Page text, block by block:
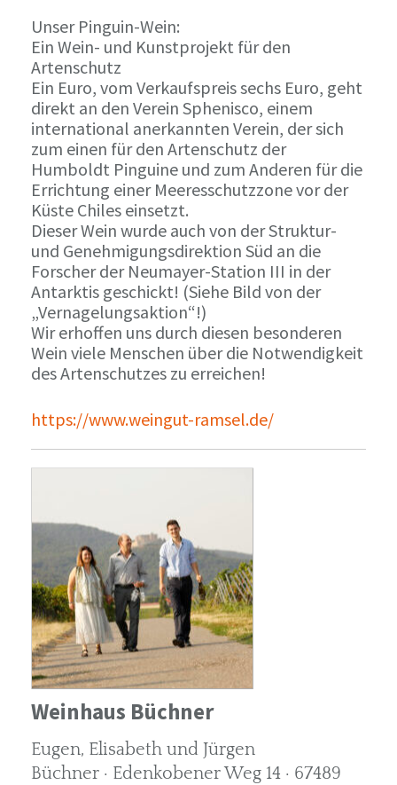
Unser Pinguin-Wein:
Ein Wein- und Kunstprojekt für den
Artenschutz
Ein Euro, vom Verkaufspreis sechs Euro, geht
direkt an den Verein Sphenisco, einem
international anerkannten Verein, der sich
zum einen für den Artenschutz der
Humboldt Pinguine und zum Anderen für die
Errichtung einer Meeresschutzzone vor der
Küste Chiles einsetzt.
Dieser Wein wurde auch von der Struktur-
und Genehmigungsdirektion Süd an die
Forscher der Neumayer-Station III in der
Antarktis geschickt! (Siehe Bild von der
„Vernagelungsaktion“!)
Wir erhoffen uns durch diesen besonderen
Wein viele Menschen über die Notwendigkeit
des Artenschutzes zu erreichen!
https://www.weingut-ramsel.de/
Weinhaus Büchner
Eugen, Elisabeth und Jürgen
Büchner · Edenkobener Weg 14 · 67489